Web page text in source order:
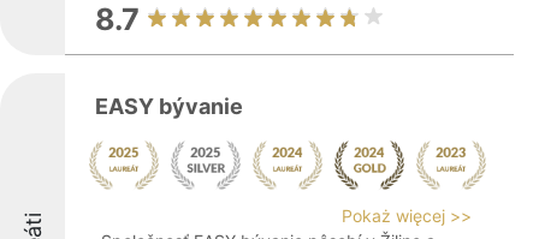
8.7
EASY bývanie
Pokaż więcej >>